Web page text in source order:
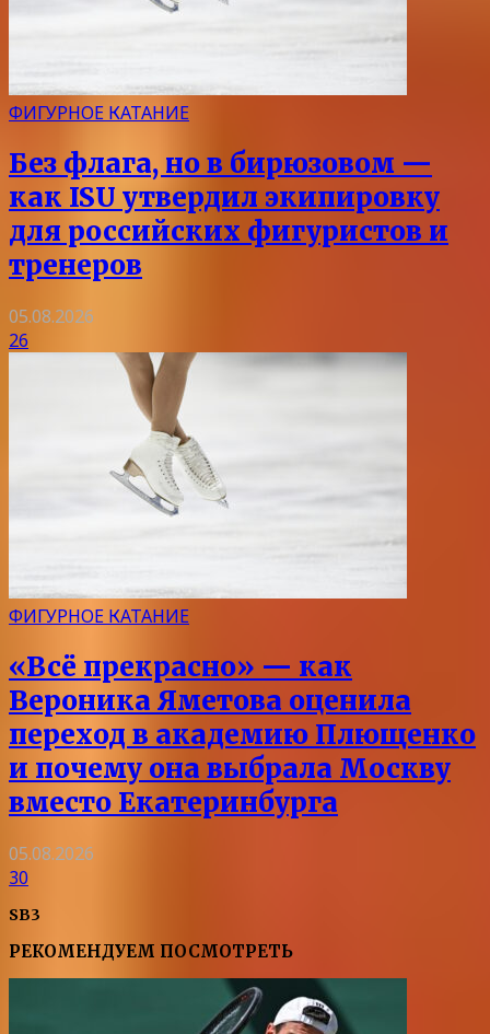
ФИГУРНОЕ КАТАНИЕ
Без флага, но в бирюзовом —
как ISU утвердил экипировку
для российских фигуристов и
тренеров
05.08.2026
26
ФИГУРНОЕ КАТАНИЕ
«Всё прекрасно» — как
Вероника Яметова оценила
переход в академию Плющенко
и почему она выбрала Москву
вместо Екатеринбурга
05.08.2026
30
SB3
РЕКОМЕНДУЕМ ПОСМОТРЕТЬ